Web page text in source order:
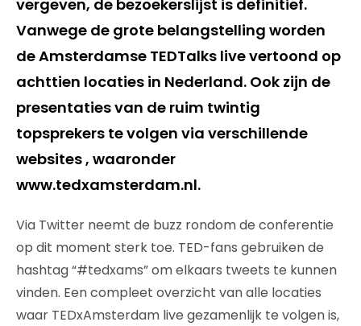
vergeven, de bezoekerslijst is definitief.
Vanwege de grote belangstelling worden
de Amsterdamse TEDTalks live vertoond op
achttien locaties in Nederland. Ook zijn de
presentaties van de ruim twintig
topsprekers te volgen via verschillende
websites , waaronder
www.tedxamsterdam.nl.
Via Twitter neemt de buzz rondom de conferentie
op dit moment sterk toe. TED-fans gebruiken de
hashtag “#tedxams” om elkaars tweets te kunnen
vinden. Een compleet overzicht van alle locaties
waar TEDxAmsterdam live gezamenlijk te volgen is,